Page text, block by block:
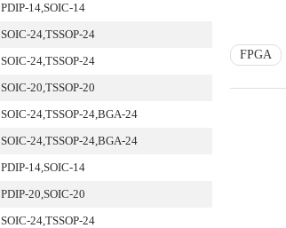
PDIP-14,SOIC-14
SOIC-24,TSSOP-24
SOIC-24,TSSOP-24
SOIC-20,TSSOP-20
SOIC-24,TSSOP-24,BGA-24
SOIC-24,TSSOP-24,BGA-24
PDIP-14,SOIC-14
PDIP-20,SOIC-20
SOIC-24,TSSOP-24
FPGA